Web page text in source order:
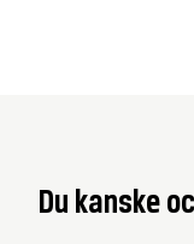
Du kanske